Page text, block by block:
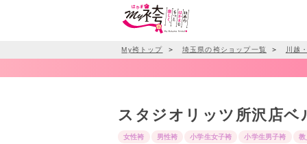
My袴トップ ＞ 埼玉県の袴ショップ一覧 ＞ 川越
スタジオリッツ所沢店ベ
女性袴 男性袴 小学生女子袴 小学生男子袴 教